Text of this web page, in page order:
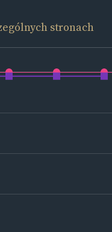
stronach